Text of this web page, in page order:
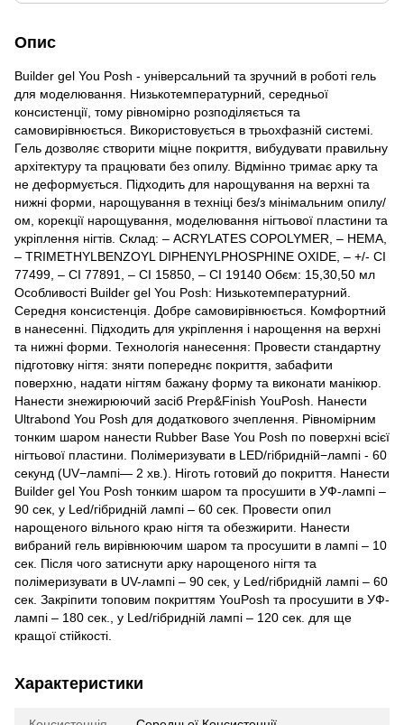
Опис
Builder gel You Posh - універсальний та зручний в роботі гель
для моделювання. Низькотемпературний, середньої
консистенції, тому рівномірно розподіляється та
самовирівнюється. Використовується в трьохфазній системі.
Гель дозволяє створити міцне покриття, вибудувати правильну
архітектуру та працювати без опилу. Відмінно тримає арку та
не деформується. Підходить для нарощування на верхні та
нижні форми, нарощування в техніці без/з мінімальним опилу/
ом, корекції нарощування, моделювання нігтьової пластини та
укріплення нігтів. Склад: – ACRYLATES COPOLYMER, – HEMA,
– TRIMETHYLBENZOYL DIPHENYLPHOSPHINE OXIDE, – +/- CI
77499, – CI 77891, – CI 15850, – CI 19140 Обєм: 15,30,50 мл
Особливості Builder gel You Posh: Низькотемпературний.
Середня консистенція. Добре самовирівнюється. Комфортний
в нанесенні. Підходить для укріплення і нарощення на верхні
та нижні форми. Технологія нанесення: Провести стандартну
підготовку нігтя: зняти попереднє покриття, забафити
поверхню, надати нігтям бажану форму та виконати манікюр.
Нанести знежирюючий засіб Prep&Finish YouPosh. Нанести
Ultrabond You Posh для додаткового зчеплення. Рівномірним
тонким шаром нанести Rubber Base You Posh по поверхні всієї
нігтьової пластини. Полімеризувати в LED/гібридній−лампі - 60
секунд (UV−лампі— 2 хв.). Ніготь готовий до покриття. Нанести
Builder gel You Posh тонким шаром та просушити в УФ-лампі –
90 сек, у Led/гібридній лампі – 60 сек. Провести опил
нарощеного вільного краю нігтя та обезжирити. Нанести
вибраний гель вирівнюючим шаром та просушити в лампі – 10
сек. Після чого затиснути арку нарощеного нігтя та
полімеризувати в UV-лампі – 90 сек, у Led/гібридній лампі – 60
сек. Закріпити топовим покриттям YouPosh та просушити в УФ-
лампі – 180 сек., у Led/гібридній лампі – 120 сек. для ще
кращої стійкості.
Характеристики